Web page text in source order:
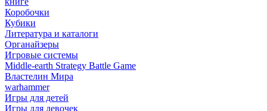
Коробочки
Кубики
Литература и каталоги
Органайзеры
Игровые системы
Middle-earth Strategy Battle Game
Властелин Мира
warhammer
Игры для детей
Игры для девочек